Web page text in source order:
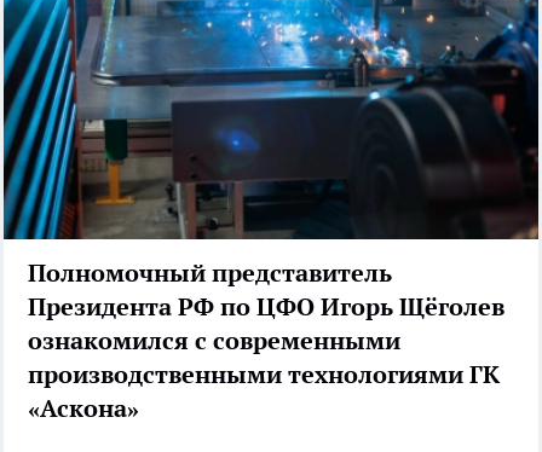
Полномочный представитель
Президента РФ по ЦФО Игорь Щёголев
ознакомился с современными
производственными технологиями ГК
«Аскона»